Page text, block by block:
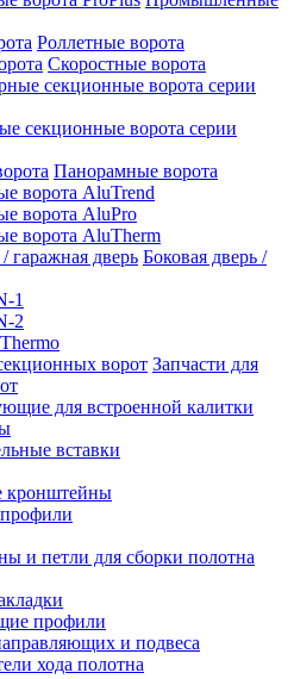
Роллетные ворота
Скоростные ворота
секционные ворота серии
Панорамные ворота
ворота AluTrend
ворота AluPro
ворота AluTherm
Боковая дверь /
1
2
Запчасти для
для встроенной калитки
вставки
кронштейны
и петли для сборки полотна
профили
и подвеса
хода полотна